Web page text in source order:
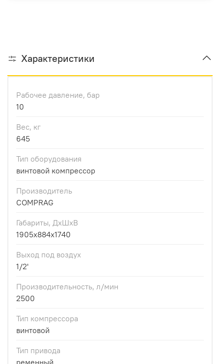
Характеристики
Рабочее давление, бар
10
Вес, кг
645
Тип оборудования
винтовой компрессор
Производитель
COMPRAG
Габариты, ДхШхВ
1905x884x1740
Выход под воздух
1/2'
Производительность, л/мин
2500
Тип компрессора
винтовой
Тип привода
ременный